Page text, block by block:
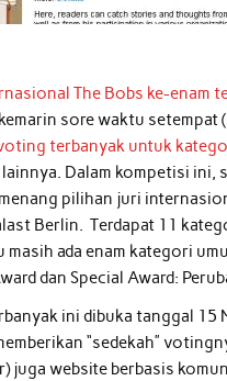
The Bobs ke-enam
sore waktu setempat
terbanyak untuk
Dalam kompetisi
pilihan juri
Berlin. Terdapat 11
ada enam kategori
dan Special Award:
ini dibuka tanggal 15
“sedekah”
juga website berbasis